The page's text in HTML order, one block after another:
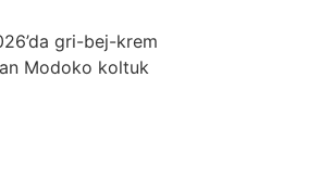
gri-bej-krem
Modoko koltuk